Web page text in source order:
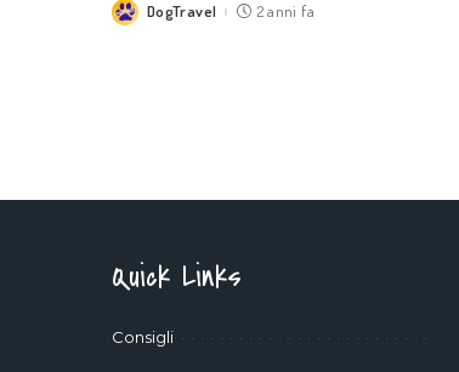
PostedDogTravel 2 anni fa
Quick Links
Consigli